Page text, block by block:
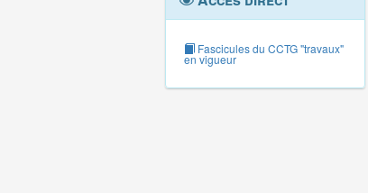
Fascicules du CCTG "travaux"
en vigueur